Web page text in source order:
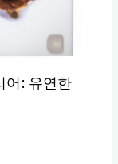
어: 유연한